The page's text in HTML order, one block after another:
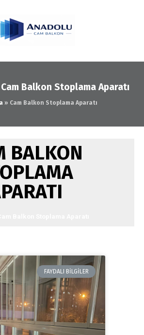
Balkon Stoplama Aparatı
» Cam Balkon Stoplama Aparatı
BALKON
FAYDALI BILGILER